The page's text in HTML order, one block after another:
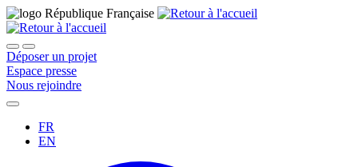
Déposer un projet
Espace presse
Nous rejoindre
FR
EN